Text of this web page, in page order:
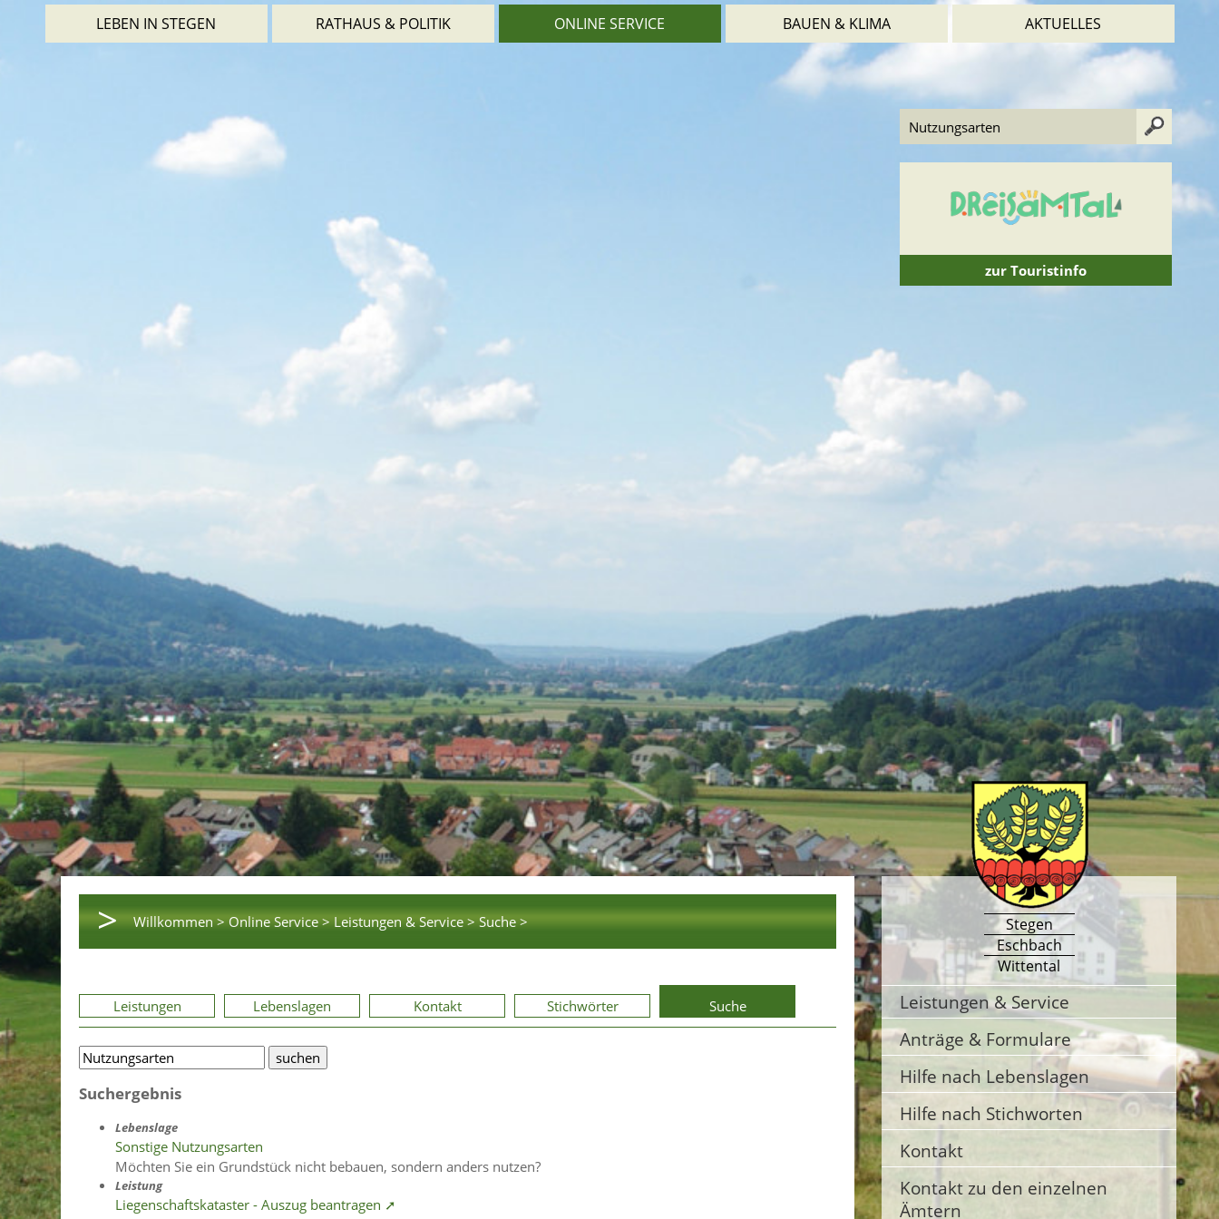
LEBEN IN STEGEN RATHAUS & POLITIK ONLINE SERVICE BAUEN & KLIMA AKTUELLES
zur Touristinfo
> Willkommen > Online Service > Leistungen & Service > Suche >
Leistungen Lebenslagen Kontakt Stichwörter Suche
Suchergebnis
Lebenslage
Sonstige Nutzungsarten
Möchten Sie ein Grundstück nicht bebauen, sondern anders nutzen?
Leistung
Liegenschaftskataster - Auszug beantragen ➚
Stegen
Eschbach
Wittental
Leistungen & Service
Anträge & Formulare
Hilfe nach Lebenslagen
Hilfe nach Stichworten
Kontakt
Kontakt zu den einzelnen
Ämtern